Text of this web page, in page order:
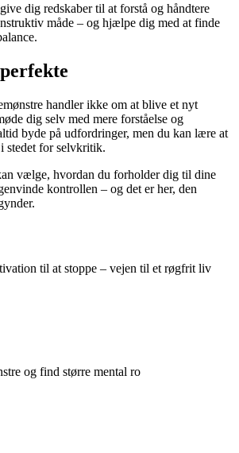
dig redskaber til at forstå og håndtere
måde – og hjælpe dig med at finde
handler ikke om at blive et nyt
dig selv med mere forståelse og
byde på udfordringer, men du kan lære at
stedet for selvkritik.
vælge, hvordan du forholder dig til dine
kontrollen – og det er her, den
til at stoppe – vejen til et røgfrit liv
og find større mental ro